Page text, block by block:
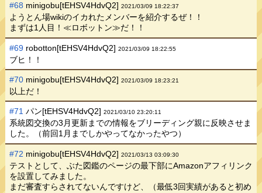
#68 minigobu[tEHSV4HdvQ2]2021/03/09 18:22:37
ようとん場wikiのイカれたメンバーを紹介するぜ！！
まずは1人目！≪ロボットン≫だ！！
#69 robotton[tEHSV4HdvQ2]2021/03/09 18:22:55
ブヒ！！
#70 minigobu[tEHSV4HdvQ2]2021/03/09 18:23:21
以上だ！
#71 パン[tEHSV4HdvQ2]2021/03/10 23:20:11
系統図交換の3月更新までの情報をブリーディング親に反映させま
した。（前回1月までしかやってなかったやつ）
#72 minigobu[tEHSV4HdvQ2]2021/03/13 03:09:30
テストとして、ぶた図鑑のページの最下部にAmazonアフィリンク
を設置してみました。
まだ審査すらされてないんですけど、（最低3回実績があると初め